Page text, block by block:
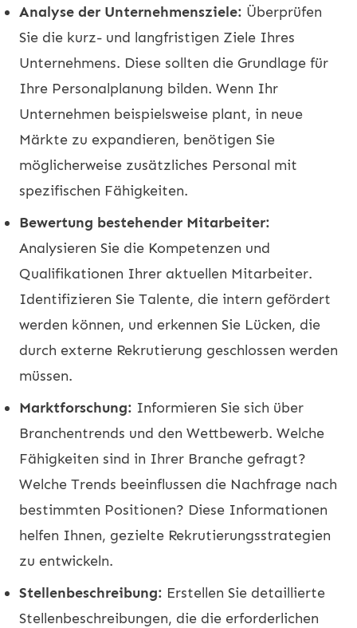
Analyse der Unternehmensziele: Überprüfen
Sie die kurz- und langfristigen Ziele Ihres
Unternehmens. Diese sollten die Grundlage für
Ihre Personalplanung bilden. Wenn Ihr
Unternehmen beispielsweise plant, in neue
Märkte zu expandieren, benötigen Sie
möglicherweise zusätzliches Personal mit
spezifischen Fähigkeiten.
Bewertung bestehender Mitarbeiter:
Analysieren Sie die Kompetenzen und
Qualifikationen Ihrer aktuellen Mitarbeiter.
Identifizieren Sie Talente, die intern gefördert
werden können, und erkennen Sie Lücken, die
durch externe Rekrutierung geschlossen werden
müssen.
Marktforschung: Informieren Sie sich über
Branchentrends und den Wettbewerb. Welche
Fähigkeiten sind in Ihrer Branche gefragt?
Welche Trends beeinflussen die Nachfrage nach
bestimmten Positionen? Diese Informationen
helfen Ihnen, gezielte Rekrutierungsstrategien
zu entwickeln.
Stellenbeschreibung: Erstellen Sie detaillierte
Stellenbeschreibungen, die die erforderlichen